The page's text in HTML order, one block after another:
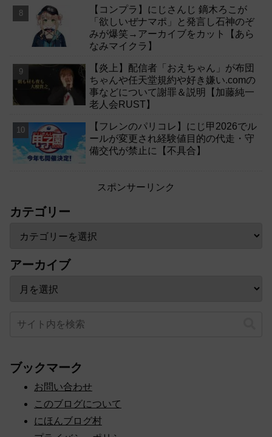
【コンプラ】にじさんじ 鏑木ろこが
「欲しいぜナマポ」と発言し石神のぞ
みが爆笑→アーカイブをカット【あら
なみマイクラ】
【炎上】配信者「おえちゃん」が布団
ちゃんや任天堂規約や好き嫌い.comの
事などについて謝罪＆説明【加藤純一
老人会RUST】
【フレンのパリコレ】にじ甲2026でル
ールが変更され経験値目的の代走・守
備交代が禁止に【不具合】
スポンサーリンク
カテゴリー
アーカイブ